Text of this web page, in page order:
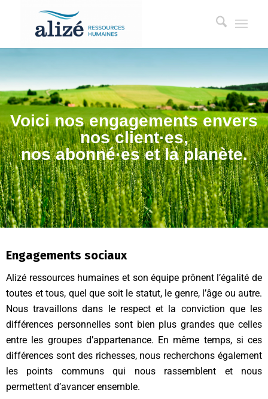
Voici nos engagements envers
nos client·es,
nos abonné·es et la planète.
Engagements sociaux
Alizé ressources humaines et son équipe prônent l’égalité de
toutes et tous, quel que soit le statut, le genre, l’âge ou autre.
Nous travaillons dans le respect et la conviction que les
différences personnelles sont bien plus grandes que celles
entre les groupes d’appartenance. En même temps, si ces
différences sont des richesses, nous recherchons également
les points communs qui nous rassemblent et nous
permettent d’avancer ensemble.